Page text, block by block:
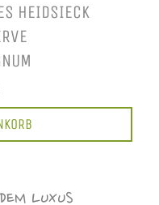
HEIDSIECK
LUXUS